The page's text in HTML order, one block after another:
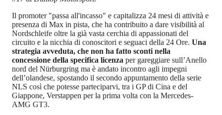
Il promoter "passa all'incasso" e capitalizza 24 mesi di attività e
presenza di Max in pista, che ha contribuito a dare visibilità al
Nordschleife oltre la già vasta cerchia di appassionati del
circuito e la nicchia di conoscitori e seguaci della 24 Ore. Una
strategia avveduta, che non ha fatto sconti nella
concessione della specifica licenza per gareggiare sull’Anello
nord del Nürburgring ma è andato incontro agli impegni
dell’olandese, spostando il secondo appuntamento della serie
NLS così che potesse parteciparvi, tra i GP di Cina e del
Giappone, Verstappen per la prima volta con la Mercedes-
AMG GT3.